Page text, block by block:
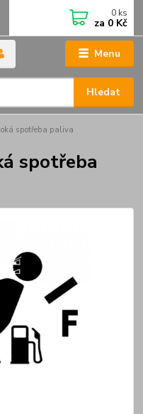
Menu
Hledat
0 ks
za 0 Kč
spotřeba paliva
spotřeba